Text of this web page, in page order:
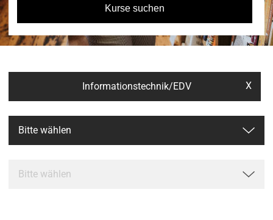
Kurse suchen
Informationstechnik/EDV X